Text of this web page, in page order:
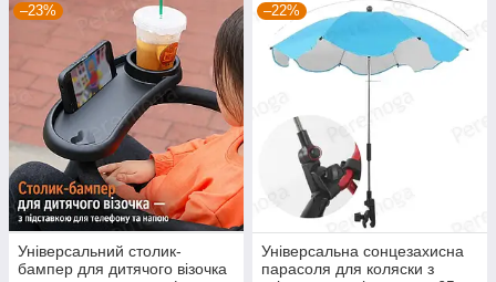
–23%
Універсальний столик-
бампер для дитячого візочка
–22%
Універсальна сонцезахисна
парасоля для коляски з